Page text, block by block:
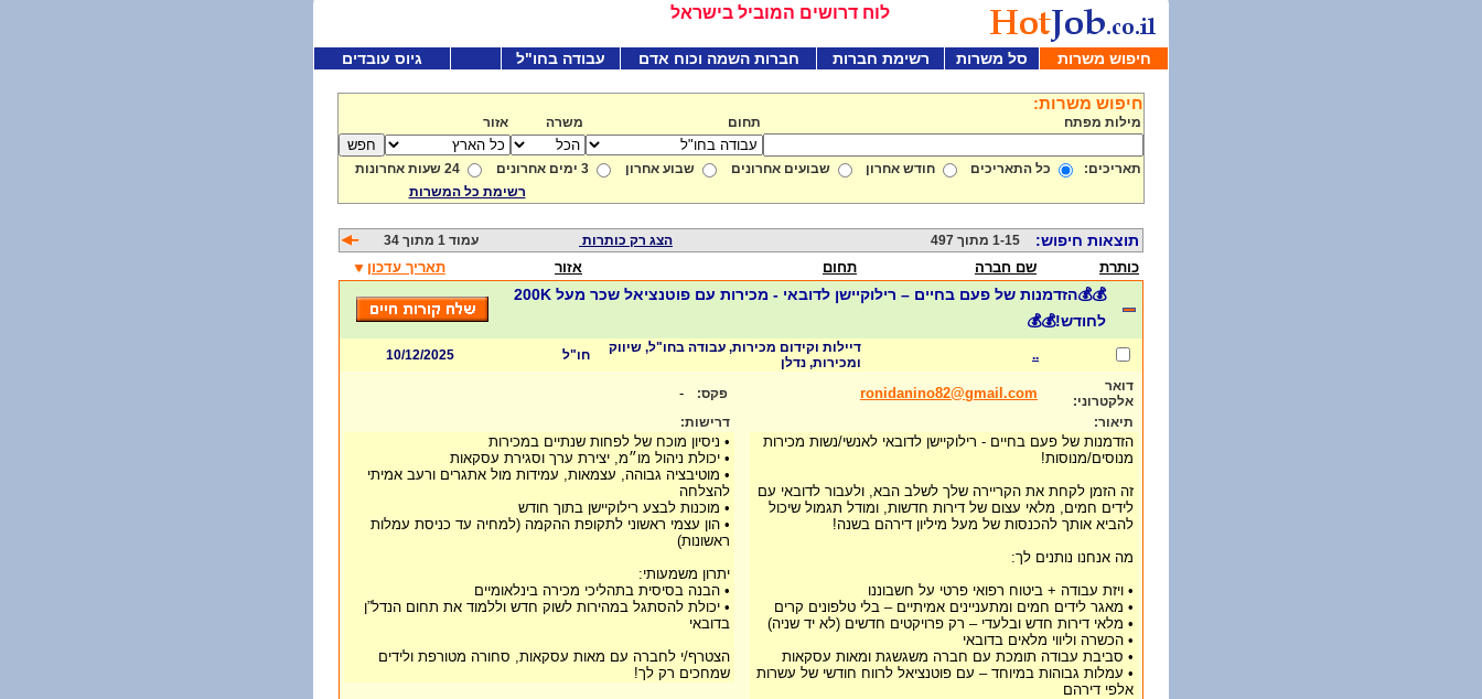
לוח דרושים המוביל בישראל
חיפוש משרות סל משרות רשימת חברות חברות השמה וכוח אדם עבודה בחו"ל גיוס עובדים
חיפוש משרות:
מילות מפתח תחום משרה אזור
תאריכים: כל התאריכים חודש אחרון שבועים אחרונים שבוע אחרון 3 ימים אחרונים
24 שעות אחרונות
רשימת כל המשרות
תוצאות חיפוש: 1-15 מתוך 497 הצג רק כותרות עמוד 1 מתוך 34
כותרת שם חברה תחום אזור תאריך עדכון
💰💰הזדמנות של פעם בחיים – רילוקיישן לדובאי - מכירות עם פוטנציאל שכר מעל 200K
לחודש!💰💰
..
דיילות וקידום מכירות, עבודה בחו"ל, שיווק
ומכירות, נדלן
חו"ל
10/12/2025
דואר
אלקטרוני:
ronidanino82@gmail.com פקס: -
תיאור:
הזדמנות של פעם בחיים - רילוקיישן לדובאי לאנשי/נשות מכירות
מנוסים/מנוסות!
זה הזמן לקחת את הקריירה שלך לשלב הבא, ולעבור לדובאי עם
לידים חמים, מלאי עצום של דירות חדשות, ומודל תגמול שיכול
להביא אותך להכנסות של מעל מיליון דירהם בשנה!
מה אנחנו נותנים לך:
• ויזת עבודה + ביטוח רפואי פרטי על חשבוננו
• מאגר לידים חמים ומתעניינים אמיתיים – בלי טלפונים קרים
• מלאי דירות חדש ובלעדי – רק פרויקטים חדשים (לא יד שניה)
• הכשרה וליווי מלאים בדובאי
• סביבת עבודה תומכת עם חברה משגשגת ומאות עסקאות
• עמלות גבוהות במיוחד – עם פוטנציאל לרווח חודשי של עשרות
אלפי דירהם
דרישות:
• ניסיון מוכח של לפחות שנתיים במכירות
• יכולת ניהול מו״מ, יצירת ערך וסגירת עסקאות
• מוטיבציה גבוהה, עצמאות, עמידות מול אתגרים ורעב אמיתי
להצלחה
• מוכנות לבצע רילוקיישן בתוך חודש
• הון עצמי ראשוני לתקופת ההקמה (למחיה עד כניסת עמלות
ראשונות)
יתרון משמעותי:
• הבנה בסיסית בתהליכי מכירה בינלאומיים
• יכולת להסתגל במהירות לשוק חדש וללמוד את תחום הנדל”ן
בדובאי
הצטרף/י לחברה עם מאות עסקאות, סחורה מטורפת ולידים
שמחכים רק לך!